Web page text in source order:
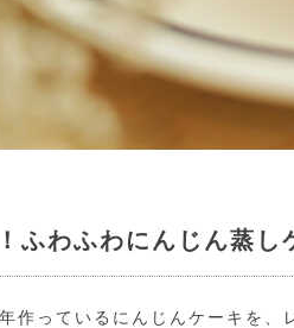
ふわふわにんじん蒸し
作っているにんじんケーキを、